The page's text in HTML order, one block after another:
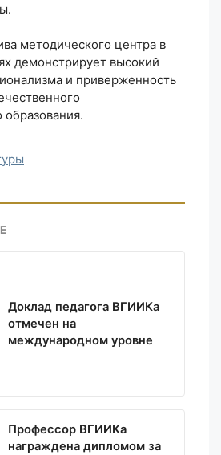
методического центра в
демонстрирует высокий
и приверженность
Доклад педагога ВГИИКа
отмечен на
международном уровне
Профессор ВГИИКа
награждена дипломом за